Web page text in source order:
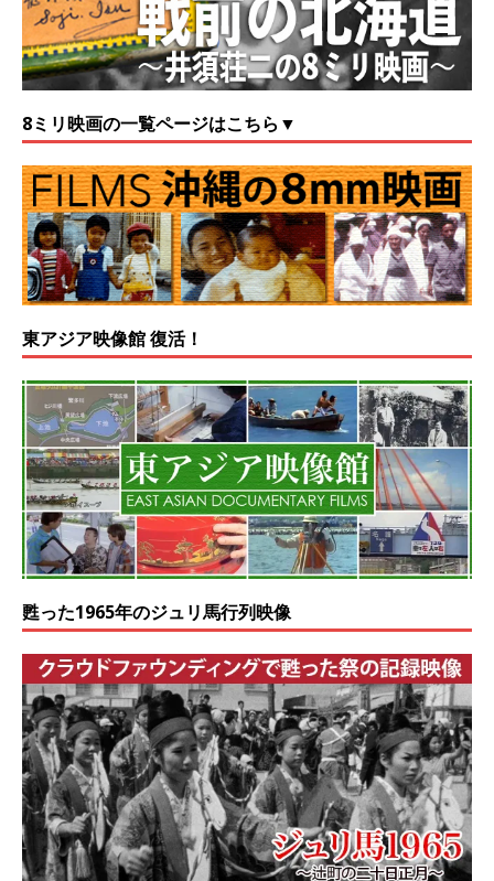
8ミリ映画の一覧ページはこちら▼
東アジア映像館 復活！
甦った1965年のジュリ馬行列映像